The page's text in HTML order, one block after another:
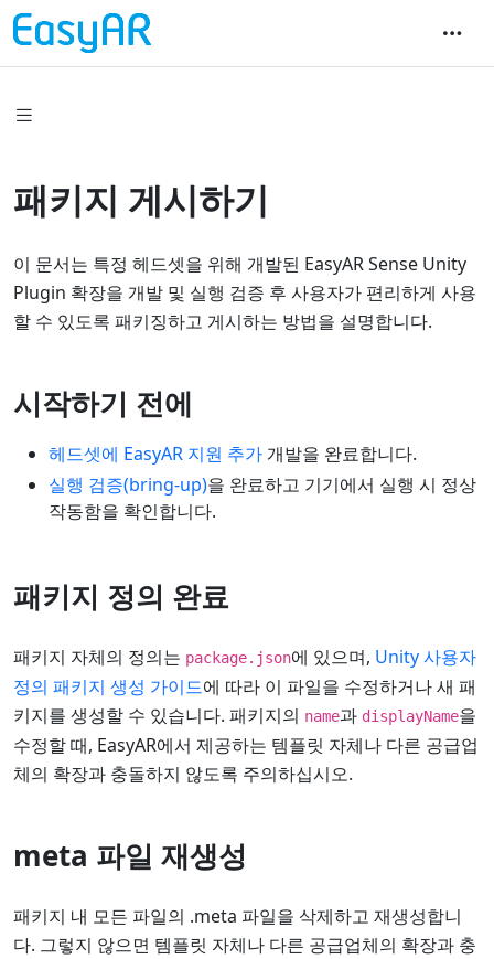
패키지 게시하기
이 문서는 특정 헤드셋을 위해 개발된 EasyAR Sense Unity
Plugin 확장을 개발 및 실행 검증 후 사용자가 편리하게 사용
할 수 있도록 패키징하고 게시하는 방법을 설명합니다.
시작하기 전에
헤드셋에 EasyAR 지원 추가 개발을 완료합니다.
실행 검증(bring-up)을 완료하고 기기에서 실행 시 정상
작동함을 확인합니다.
패키지 정의 완료
패키지 자체의 정의는 package.json에 있으며, Unity 사용자
정의 패키지 생성 가이드에 따라 이 파일을 수정하거나 새 패
키지를 생성할 수 있습니다. 패키지의 name과 displayName을
수정할 때, EasyAR에서 제공하는 템플릿 자체나 다른 공급업
체의 확장과 충돌하지 않도록 주의하십시오.
meta 파일 재생성
패키지 내 모든 파일의 .meta 파일을 삭제하고 재생성합니
다. 그렇지 않으면 템플릿 자체나 다른 공급업체의 확장과 충